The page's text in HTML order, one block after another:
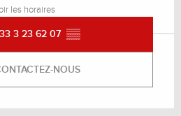
les horaires
3 23 62 07 ▒▒
NOUS